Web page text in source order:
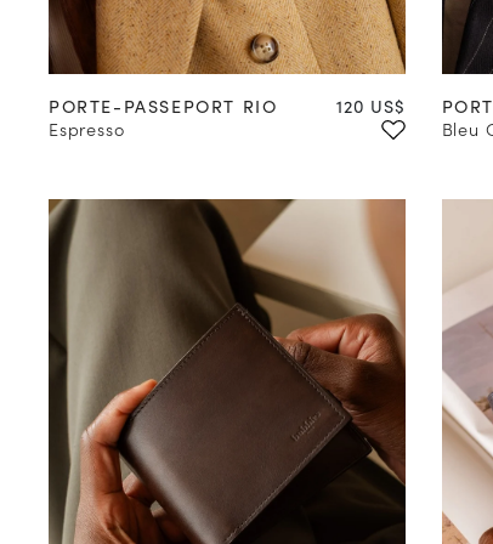
PORTE-PASSEPORT RIO
Espresso
Prix
120 US$
Bleu